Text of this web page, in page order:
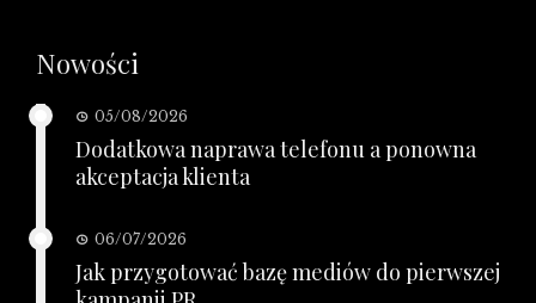
Nowości
05/08/2026
Dodatkowa naprawa telefonu a ponowna
akceptacja klienta
06/07/2026
Jak przygotować bazę mediów do pierwszej